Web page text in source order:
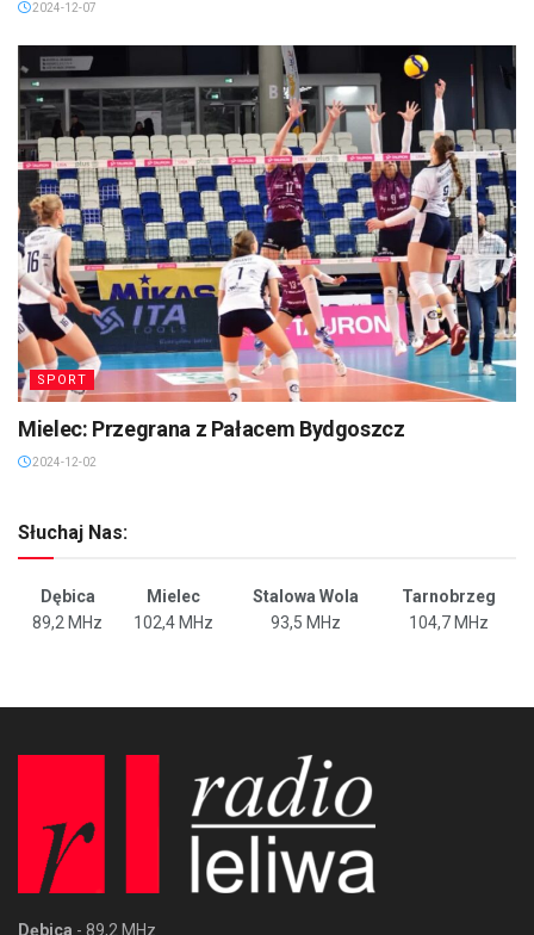
2024-12-07
SPORT
Mielec: Przegrana z Pałacem Bydgoszcz
2024-12-02
Słuchaj Nas:
Dębica Mielec Stalowa Wola
Tarnobrzeg
89,2 MHz
102,4 MHz 93,5 MHz 104,7 MHz
Dębica - 89,2 MHz